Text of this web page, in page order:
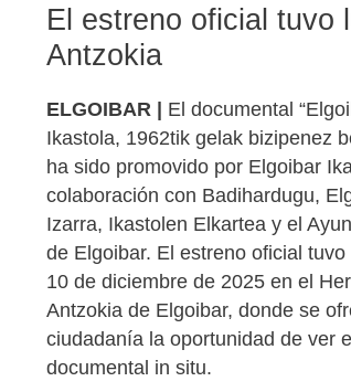
El estreno oficial tuvo
Antzokia
ELGOIBAR | El documental
Ikastola, 1962tik gelak bizipenez
ha sido promovido por Elgoibar
colaboración con Badihardugu,
Izarra, Ikastolen Elkartea y el
de Elgoibar. El estreno oficial tuvo
10 de diciembre de 2025 en el
Antzokia de Elgoibar, donde se
ciudadanía la oportunidad de ver
documental in situ.